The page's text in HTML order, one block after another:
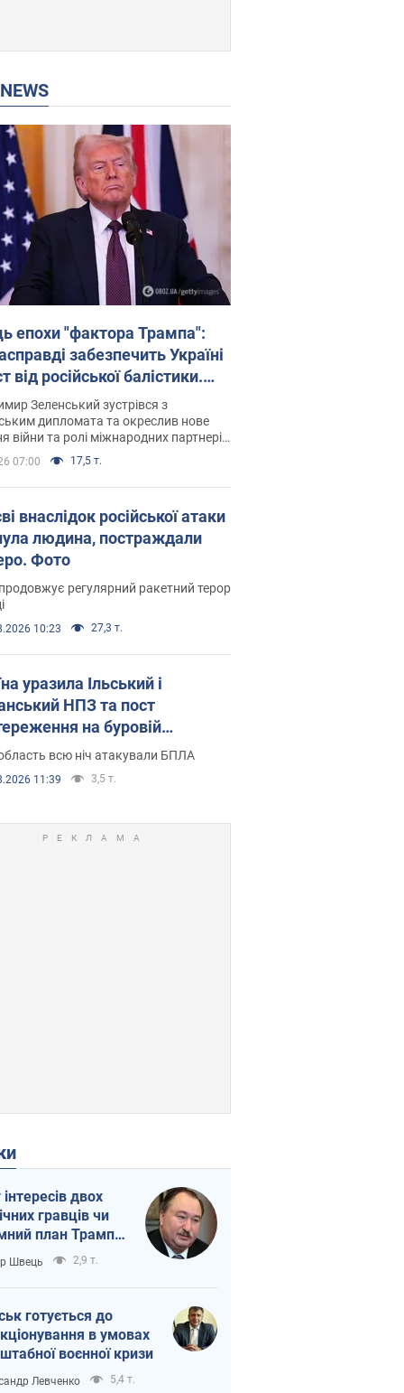
NEWS
епохи "фактора Трампа":
забезпечить Україні
від російської балістики.
з Безсмертним
Зеленський зустрівся з
дипломата та окреслив нове
війни та ролі міжнародних партнерів
з Росією
07:00 17,5 т.
внаслідок російської атаки
людина, постраждали
Фото
регулярний ракетний терор
10:23 27,3 т.
уразила Ільський і
НПЗ та пост
на буровій
"Сиваш": Генштаб
деталі. Фото і відео
всю ніч атакували БПЛА
11:39 3,5 т.
інтересів двох
гравців чи
план Трампа
Швець 2,9 т.
готується до
в умовах
воєнної кризи
Левченко 5,4 т.